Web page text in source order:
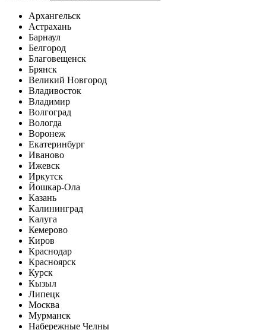
Архангельск
Астрахань
Барнаул
Белгород
Благовещенск
Брянск
Великий Новгород
Владивосток
Владимир
Волгоград
Вологда
Воронеж
Екатеринбург
Иваново
Ижевск
Иркутск
Йошкар-Ола
Казань
Калининград
Калуга
Кемерово
Киров
Краснодар
Красноярск
Курск
Кызыл
Липецк
Москва
Мурманск
Набережные Челны